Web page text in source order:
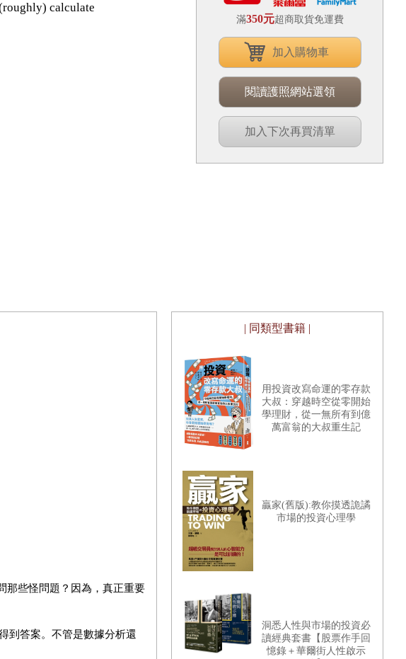
calculate
滿350元超商取貨免運費
加入購物車
閱讀護照網站選領
加入下次再買清單
那些怪問題 ？因為，真正重要
到答案。不管是數據分析還
| 同類型書籍 |
用投資改寫命運的零存款
大叔：穿越時空從零開始
學理財，從一無所有到億
萬富翁的大叔重生記
贏家(舊版):教你摸透詭譎
市場的投資心理學
洞悉人性與市場的投資必
讀經典套書【股票作手回
憶錄＋華爾街人性啟示